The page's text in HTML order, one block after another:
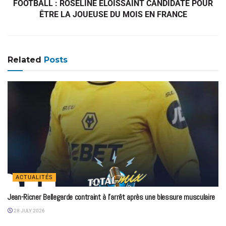
FOOTBALL : ROSELINE ELOISSAINT CANDIDATE POUR
ÊTRE LA JOUEUSE DU MOIS EN FRANCE
Related Posts
ACTUALITÉS
Jean-Ricner Bellegarde contraint à l’arrêt après une blessure musculaire
28 JULY 2026